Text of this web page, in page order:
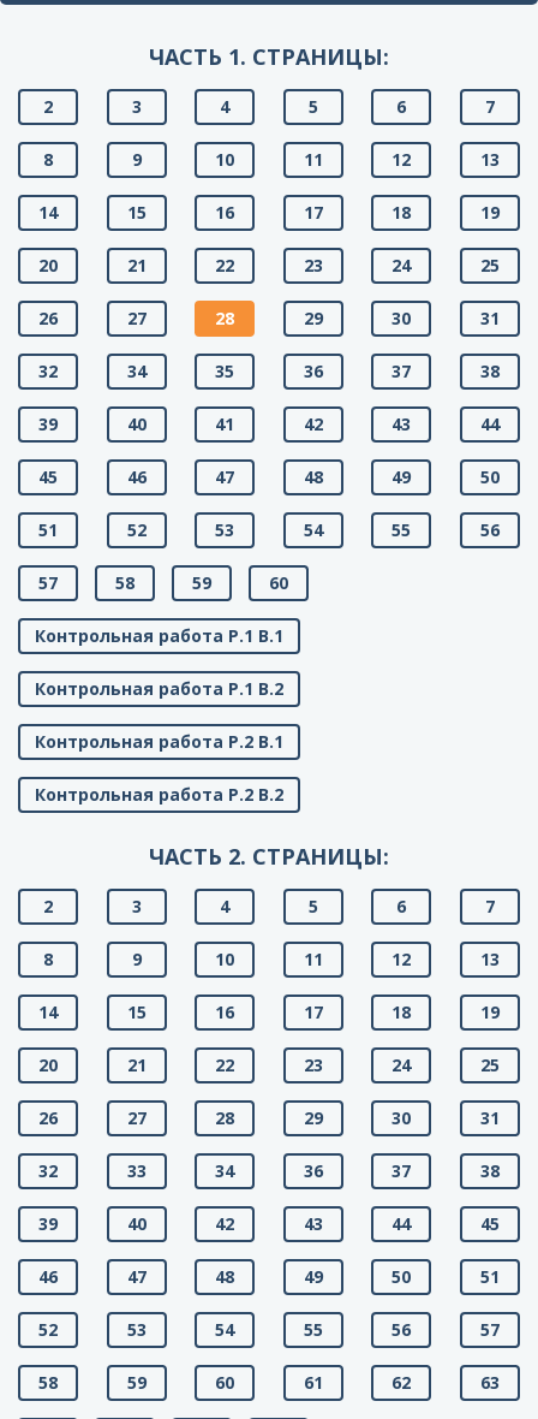
ЧАСТЬ 1. СТРАНИЦЫ:
2 3 4 5 6 7
8 9 10 11 12 13
14 15 16 17 18 19
20 21 22 23 24 25
26 27 28 29 30 31
32 34 35 36 37 38
39 40 41 42 43 44
45 46 47 48 49 50
51 52 53 54 55 56
57 58 59 60
Контрольная работа Р.1 В.1
Контрольная работа Р.1 В.2
Контрольная работа Р.2 В.1
Контрольная работа Р.2 В.2
ЧАСТЬ 2. СТРАНИЦЫ:
2 3 4 5 6 7
8 9 10 11 12 13
14 15 16 17 18 19
20 21 22 23 24 25
26 27 28 29 30 31
32 33 34 36 37 38
39 40 42 43 44 45
46 47 48 49 50 51
52 53 54 55 56 57
58 59 60 61 62 63